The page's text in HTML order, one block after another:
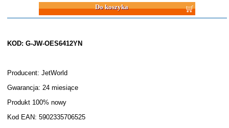
Do koszyka
KOD: G-JW-OES6412YN
Producent: JetWorld
Gwarancja: 24 miesiące
Produkt 100% nowy
Kod EAN: 5902335706525